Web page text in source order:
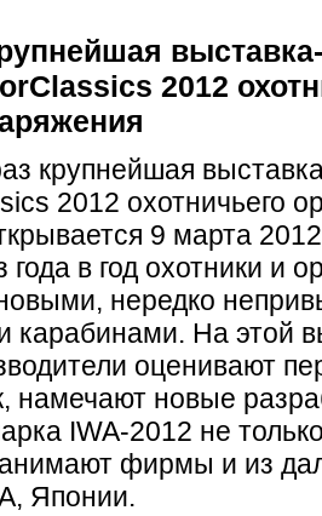
2012
крупнейшая
2012 охотничьего
9 марта
в год охотники и
нередко
карабинами. На этой
оценивают
намечают новые
IWA-2012 не
фирмы и из
Японии.